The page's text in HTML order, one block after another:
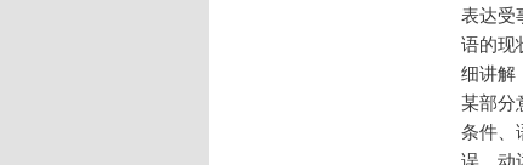
表达受
语的现
细讲解
某部分
条件、
误、动